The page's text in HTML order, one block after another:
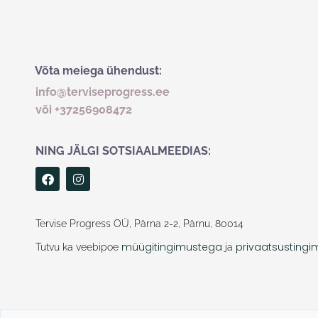
Võta meiega ühendust:
info@terviseprogress.ee
või +37256908472
NING JÄLGI SOTSIAALMEEDIAS:
F
a
c
b
o
o
k
I
n
s
a
g
r
a
Tervise Progress OÜ, Pärna 2-2, Pärnu, 80014
Tutvu ka veebipoe müügitingimustega ja